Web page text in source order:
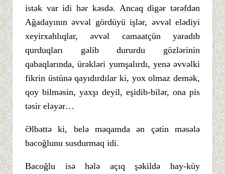
istək var idi hər kəsdə. Ancaq digər tərəfdən
Ağadayının əvvəl gördüyü işlər, əvvəl elədiyi
xeyirxahlıqlar, əvvəl camaatçün yaradıb
qurduqları gəlib dururdu gözlərinin
qabaqlarında, ürəkləri yumşalırdı, yenə əvvəlki
fikrin üstünə qayıdırdılar ki, yox olmaz demək,
qoy bilməsin, yaxşı deyil, eşidib-bilər, ona pis
təsir eləyər…
Əlbəttə ki, belə məqamda ən çətin məsələ
bacoğlunu susdurmaq idi.
Bacoğlu isə hələ açıq şəkildə hay-küy